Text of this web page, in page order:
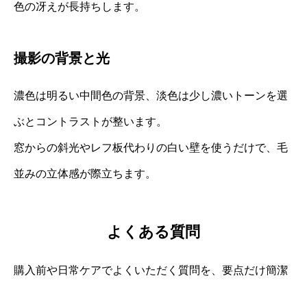
色の冴えが長持ちします。
撮影の背景と光
濃色は明るい中間色の背景、淡色は少し濃いトーンを選
ぶとコントラストが整います。
窓からの斜光やレフ板代わりの白い壁を使うだけで、毛
並みの立体感が際立ちます。
よくある質問
購入前や日常ケアでよくいただく質問を、要点だけ簡潔